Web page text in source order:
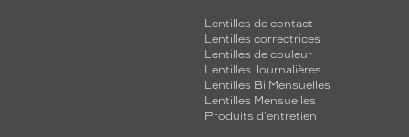
Lentilles de contact
Lentilles correctrices
Lentilles de couleur
Lentilles Journalières
Lentilles Bi Mensuelles
Lentilles Mensuelles
Produits d'entretien